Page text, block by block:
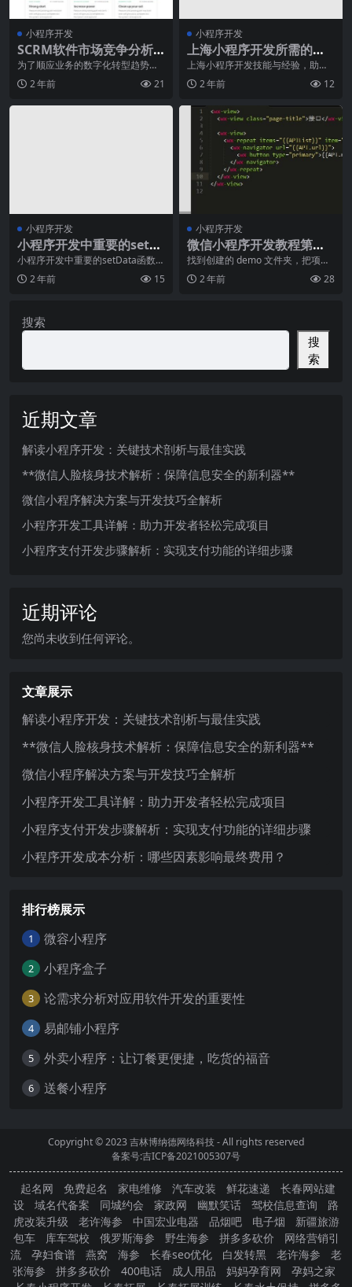
小程序开发
SCRM软件市场竞争分析:
市场份额和主要厂商
为了顺应业务的数字化转型趋势，
企业对于客户关系管理（CRM）工
具的需求不断增长。
2 年前 21
小程序开发
上海小程序开发所需的关
键技能与经验
上海小程序开发技能与经验，助力
企业实现数字化转型在当今数字化
时代，移动互联网的普
2 年前 12
小程序开发
小程序开发中重要的setda
ta函数
小程序开发中重要的setData函数在
如今移动互联网高速发展的时代，
小程序已经成
2 年前 15
小程序开发
微信小程序开发教程第三
章：项目结构以及配置
找到创建的 demo 文件夹，把项目
导入到你的编辑器，这里使用的是S
ublime
2 年前 28
搜索
搜
索
近期文章
解读小程序开发：关键技术剖析与最佳实践
**微信人脸核身技术解析：保障信息安全的新利器**
微信小程序解决方案与开发技巧全解析
小程序开发工具详解：助力开发者轻松完成项目
小程序支付开发步骤解析：实现支付功能的详细步骤
近期评论
您尚未收到任何评论。
文章展示
解读小程序开发：关键技术剖析与最佳实践
**微信人脸核身技术解析：保障信息安全的新利器**
微信小程序解决方案与开发技巧全解析
小程序开发工具详解：助力开发者轻松完成项目
小程序支付开发步骤解析：实现支付功能的详细步骤
小程序开发成本分析：哪些因素影响最终费用？
排行榜展示
1 微容小程序
2 小程序盒子
3 论需求分析对应用软件开发的重要性
4 易邮铺小程序
5 外卖小程序：让订餐更便捷，吃货的福音
6 送餐小程序
Copyright © 2023吉林博纳德网络科技- All rights reserved
备案号:吉ICP备2021005307号
起名网 免费起名 家电维修 汽车改装 鲜花速递
长春网站建
设
域名代备案 同城约会 家政网 幽默笑话 驾校信息查询
路
虎改装升级
老许海参 中国宏业电器 品烟吧 电子烟
新疆旅游
包车
库车驾校 俄罗斯海参 野生海参 拼多多砍价
网络营销引
流
孕妇食谱 燕窝 海参 长春seo优化 白发转黑 老许海参
老
张海参
拼多多砍价 400电话 成人用品 妈妈孕育网
孕妈之家